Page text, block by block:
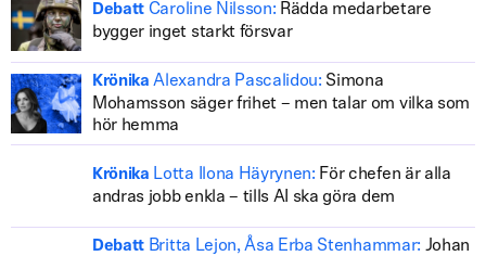
Debatt Caroline Nilsson: Rädda medarbetare
bygger inget starkt försvar
Krönika Alexandra Pascalidou: Simona
Mohamsson säger frihet – men talar om vilka som
hör hemma
Krönika Lotta Ilona Häyrynen: För chefen är alla
andras jobb enkla – tills AI ska göra dem
Debatt Britta Lejon, Åsa Erba Stenhammar: Johan